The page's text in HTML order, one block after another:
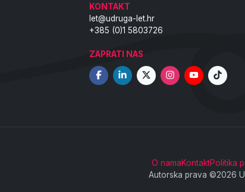
KONTAKT
let@udruga-let.hr
+385 (0)1 5803726
ZAPRATI NAS
O namaKontaktPolitika
Autorska prava ©2026